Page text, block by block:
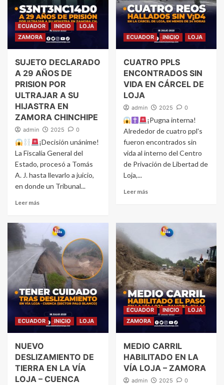
ECUADOR INICIO
LOJA
ZAMORA
SUJETO DECLARADO
A 29 AÑOS DE
PRISION POR
ULTRAJAR A SU
HIJASTRA EN
ZAMORA CHINCHIPE
admin 2025 0
¡Decisión unánime!
La Fiscalía General del
Estado, procesó a Tomás
A. J. hasta llevarlo a juicio,
en donde un Tribunal...
Leer más
ECUADOR INICIO LOJA
CUATRO PPLS
ENCONTRADOS SIN
VIDA EN CÁRCEL DE
LOJA
admin 2025 0
¡Pugna interna!
Alrededor de cuatro ppl's
fueron encontrados sin
vida al interno del Centro
de Privación de Libertad de
Loja,...
Leer más
ECUADOR INICIO LOJA
NUEVO
DESLIZAMIENTO DE
TIERRA EN LA VÍA
LOJA – CUENCA
ECUADOR INICIO
LOJA
ZAMORA
MEDIO CARRIL
HABILITADO EN LA
VÍA LOJA – ZAMORA
admin 2025 0